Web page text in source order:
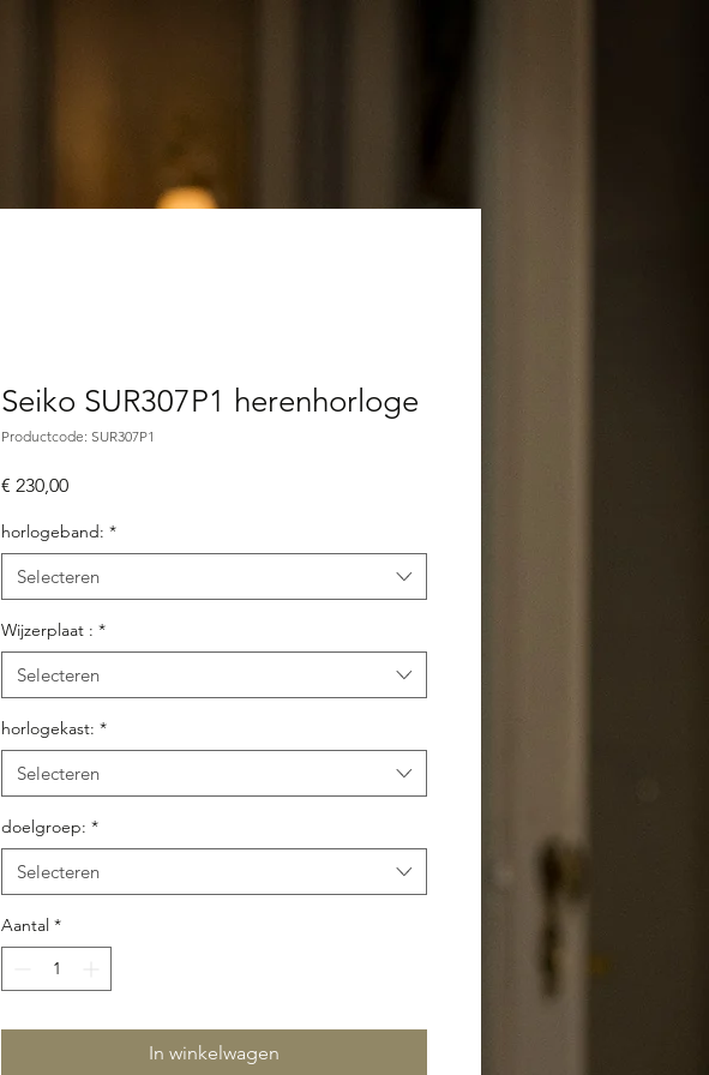
Seiko SUR307P1 herenhorloge
Productcode: SUR307P1
€ 230,00Prijs
horlogeband: *
Selecteren
Wijzerplaat : *
Selecteren
horlogekast: *
Selecteren
doelgroep: *
Selecteren
Aantal *
In winkelwagen